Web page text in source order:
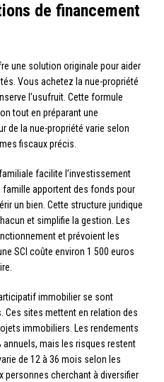
de financement
une solution originale pour aider
Vous achetez la nue-propriété
l’usufruit. Cette formule
tout en préparant une
de la nue-propriété varie selon
fiscaux précis.
facilite l’investissement
famille apportent des fonds pour
un bien. Cette structure juridique
et simplifie la gestion. Les
et prévoient les
SCI coûte environ 1 500 euros
immobilier se sont
Ces sites mettent en relation des
immobiliers. Les rendements
annuels, mais les risques restent
de 12 à 36 mois selon les
personnes cherchant à diversifier